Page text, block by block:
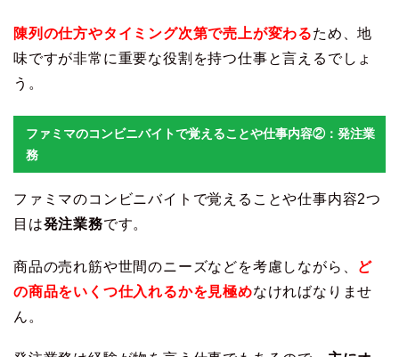
陳列の仕方やタイミング次第で売上が変わるため、地
味ですが非常に重要な役割を持つ仕事と言えるでしょ
う。
ファミマのコンビニバイトで覚えることや仕事内容②：発注業
務
ファミマのコンビニバイトで覚えることや仕事内容2つ
目は発注業務です。
商品の売れ筋や世間のニーズなどを考慮しながら、 ど
の商品をいくつ仕入れるかを見極めなければなりませ
ん。